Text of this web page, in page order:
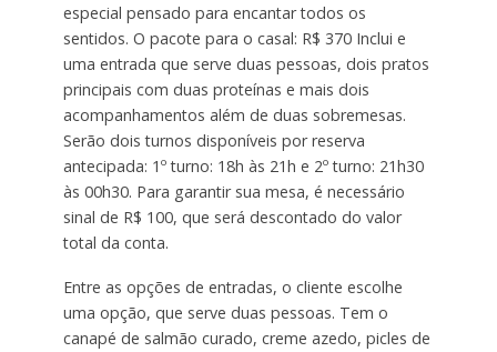
especial pensado para encantar todos os
sentidos. O pacote para o casal: R$ 370 Inclui e
uma entrada que serve duas pessoas, dois pratos
principais com duas proteínas e mais dois
acompanhamentos além de duas sobremesas.
Serão dois turnos disponíveis por reserva
antecipada: 1º turno: 18h às 21h e 2º turno: 21h30
às 00h30. Para garantir sua mesa, é necessário
sinal de R$ 100, que será descontado do valor
total da conta.
Entre as opções de entradas, o cliente escolhe
uma opção, que serve duas pessoas. Tem o
canapé de salmão curado, creme azedo, picles de